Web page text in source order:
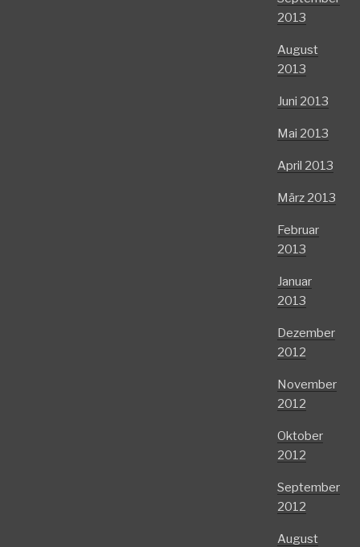
2013
August
2013
Juni 2013
Mai 2013
April 2013
März 2013
Februar
2013
Januar
2013
Dezember
2012
November
2012
Oktober
2012
September
2012
August